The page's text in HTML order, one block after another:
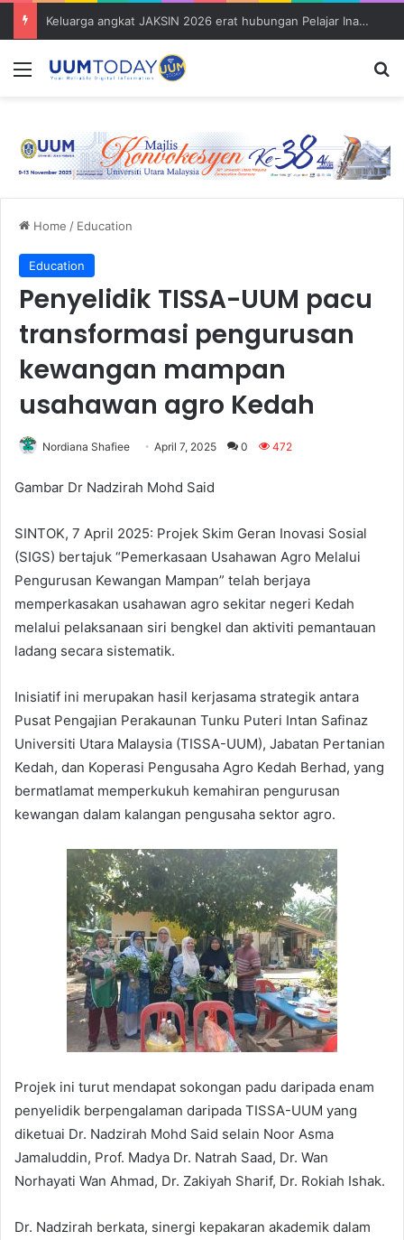
Keluarga angkat JAKSIN 2026 erat hubungan Pelajar Inasis TNB UUM bersama komuniti Pulau Tuba
Menu
Home / Education
Education
Penyelidik TISSA-UUM pacu
transformasi pengurusan
kewangan mampan
usahawan agro Kedah
Nordiana Shafiee April 7, 2025 0 472
Gambar Dr Nadzirah Mohd Said
SINTOK, 7 April 2025: Projek Skim Geran Inovasi Sosial
(SIGS) bertajuk “Pemerkasaan Usahawan Agro Melalui
Pengurusan Kewangan Mampan” telah berjaya
memperkasakan usahawan agro sekitar negeri Kedah
melalui pelaksanaan siri bengkel dan aktiviti pemantauan
ladang secara sistematik.
Inisiatif ini merupakan hasil kerjasama strategik antara
Pusat Pengajian Perakaunan Tunku Puteri Intan Safinaz
Universiti Utara Malaysia (TISSA-UUM), Jabatan Pertanian
Kedah, dan Koperasi Pengusaha Agro Kedah Berhad, yang
bermatlamat memperkukuh kemahiran pengurusan
kewangan dalam kalangan pengusaha sektor agro.
Projek ini turut mendapat sokongan padu daripada enam
penyelidik berpengalaman daripada TISSA-UUM yang
diketuai Dr. Nadzirah Mohd Said selain Noor Asma
Jamaluddin, Prof. Madya Dr. Natrah Saad, Dr. Wan
Norhayati Wan Ahmad, Dr. Zakiyah Sharif, Dr. Rokiah Ishak.
Dr. Nadzirah berkata, sinergi kepakaran akademik dalam